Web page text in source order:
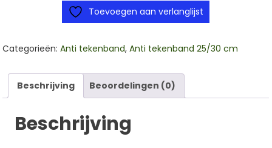
Toevoegen aan verlanglijst
Categorieën:Anti tekenband,Anti tekenband 25/30 cm
Beschrijving Beoordelingen (0)
Beschrijving